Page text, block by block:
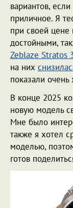
вариантов,
приличное. Я
при своей цене
достойными,
Zeblaze Stratos
на них
показали
В конце 2025
новую модель
Мне было
также я хотел
моделью,
готов